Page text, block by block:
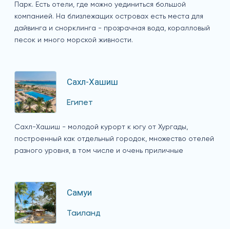
Парк. Есть отели, где можно уединиться большой
компанией. На близлежащих островах есть места для
дайвинга и снорклинга - прозрачная вода, коралловый
песок и много морской живности.
Сахл-Хашиш
Египет
Сахл-Хашиш - молодой курорт к югу от Хургады,
построенный как отдельный городок, множество отелей
разного уровня, в том числе и очень приличные
Самуи
Таиланд